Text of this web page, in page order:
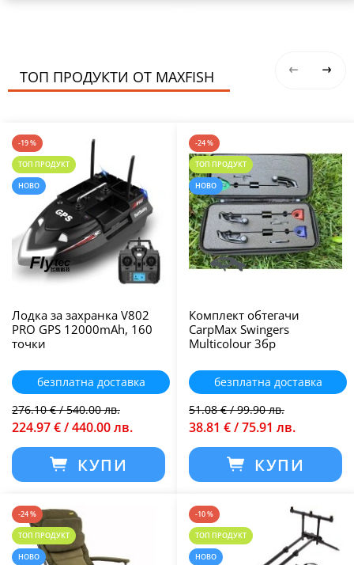
ТОП ПРОДУКТИ ОТ MAXFISH
-19 %
ТОП ПРОДУКТ
НОВО
Лодка за захранка V802
PRO GPS 12000mAh, 160
точки
безплатна доставка
276.10 € / 540.00 лв.
224.97 € / 440.00 лв.
КУПИ
-24 %
ТОП ПРОДУКТ
НОВО
Комплект обтегачи
CarpMax Swingers
Multicolour 3бр
безплатна доставка
51.08 € / 99.90 лв.
38.81 € / 75.91 лв.
КУПИ
-24 %
ТОП ПРОДУКТ
НОВО
-10 %
ТОП ПРОДУКТ
НОВО